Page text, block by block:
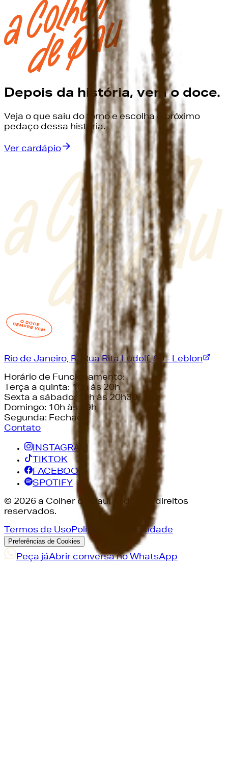
Depois da história, vem o doce.
Veja o que saiu do forno e escolha o próximo
pedaço dessa história.
Ver cardápio
Rio de Janeiro, RJ Rua Rita Ludolf, 90 - Leblon
Horário de Funcionamento:
Terça a quinta: 10h às 20h
Sexta a sábado: 10h às 20h30
Domingo: 10h às 19h
Segunda: Fechado
Contato
INSTAGRAM
TIKTOK
FACEBOOK
SPOTIFY
© 2026 a Colher de Pau. Todos os direitos
reservados.
Termos de UsoPolítica de Privacidade
Preferências de Cookies
Peça jáAbrir conversa no WhatsApp